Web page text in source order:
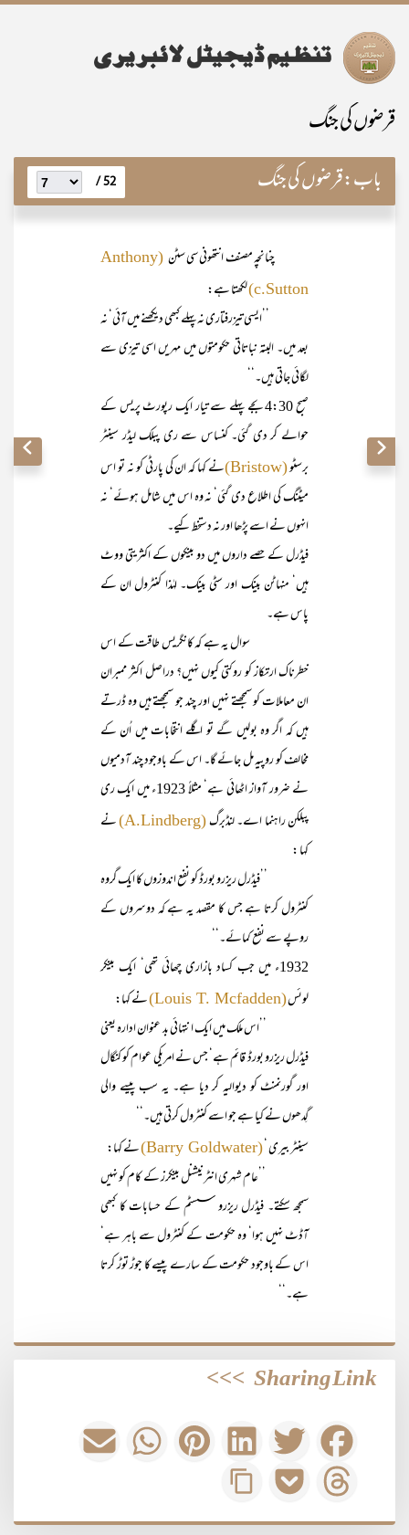
قرضوں کی جنگ
باب:قرضوں کی جنگ 52 /
چنانچہ مصنف انتھونی سی سٹن (Anthony
c.Sutton) لکھتا ہے:
’’ایسی تیزرفتاری نہ پہلے کبھی دیکھنے میں آئی‘ نہ
بعد میں۔ البتہ نباتاتی حکومتوں میں مہریں اسی تیزی سے
لگائی جاتی ہیں۔‘‘
صبح 4:30 بجے پہلے سے تیار ایک رپورٹ پریس کے
حوالے کر دی گئی۔ کنساس سے ری پبلک لیڈر سینٹر
برسٹو(Bristow)
نے کہا کہ ان کی پارٹی کو نہ تو اس
میٹنگ کی اطلاع دی گئی‘ نہ وہ اس میں شامل ہوئے‘ نہ
انہوں نے اسے پڑھا اور نہ دستخط کیے۔
فیڈرل کے حصے داروں میں دو بینکوں کے اکثریتی ووٹ
ہیں‘ منہاٹن بینک اور سٹی بینک۔ لہٰذا کنٹرول ان کے
پاس ہے۔
سوال یہ ہے کہ کانگریس طاقت کے اس
خطرناک ارتکاز کو روکتی کیوں نہیں؟ دراصل اکثر ممبران
ان معاملات کو سمجھتے نہیں اور چند جو سمجھتے ہیں وہ ڈرتے
ہیں کہ اگر وہ بولیں گے تو اگلے انتخابات میں اُن کے
مخالف کو روپیہ مل جائے گا۔ اس کے باوجود چند آدمیوں
نے ضرور آواز اٹھائی ہے‘ مثلاً 1923ء میں ایک ری
پبلکن راہنما اے۔ لنڈبرگ(A.Lindberg)
نے
کہا :
’’فیڈرل ریزرو بورڈ کو نفع اندوزوں کا ایک گروہ
کنٹرول کرتا ہے جس کا مقصد یہ ہے کہ دوسروں کے
روپے سے نفع کمائے۔‘‘
1932ء میں جب کساد بازاری چھائی تھی‘ ایک بینکر
لوئس(Louis T. Mcfadden)
نے کہا:
’’اس ملک میں ایک انتہائی بد عنوان ادارہ یعنی
فیڈرل ریزرو بورڈ قائم ہے‘ جس نے امریکی عوام کو کنگال
اور گورنمنٹ کو دیوالیہ کر دیا ہے۔ یہ سب پیسے والی
گِدھوں نے کیا ہے جو اسے کنٹرول کرتی ہیں۔‘‘
سینٹر بیری ‘ (Barry Goldwater)
نے کہا:
’’عام شہری انٹرنیشنل بینکرز کے کام کو نہیں
سمجھ سکتے۔ فیڈرل ریزرو سسٹم کے حسابات کا کبھی
آڈٹ نہیں ہوا‘ وہ حکومت کے کنٹرول سے باہر ہے‘
اس کے باوجود حکومت کے سارے پیسے کا جوڑ توڑ کرتا
ہے۔‘‘
Sharing Link
>>>